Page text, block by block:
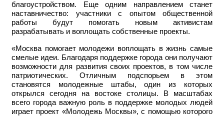
благоустройством. Еще одним направлением станет
наставничество: участники с опытом общественной
работы будут помогать новым активистам
разрабатывать и воплощать собственные проекты.
«Москва помогает молодежи воплощать в жизнь самые
смелые идеи. Благодаря поддержке города они получают
возможности для развития своих проектов, в том числе
патриотических. Отличным подспорьем в этом
становятся молодежные штабы, один из которых
открылся сегодня на востоке столицы. В масштабах
всего города важную роль в поддержке молодых людей
играет проект «Молодежь Москвы», с помощью которого